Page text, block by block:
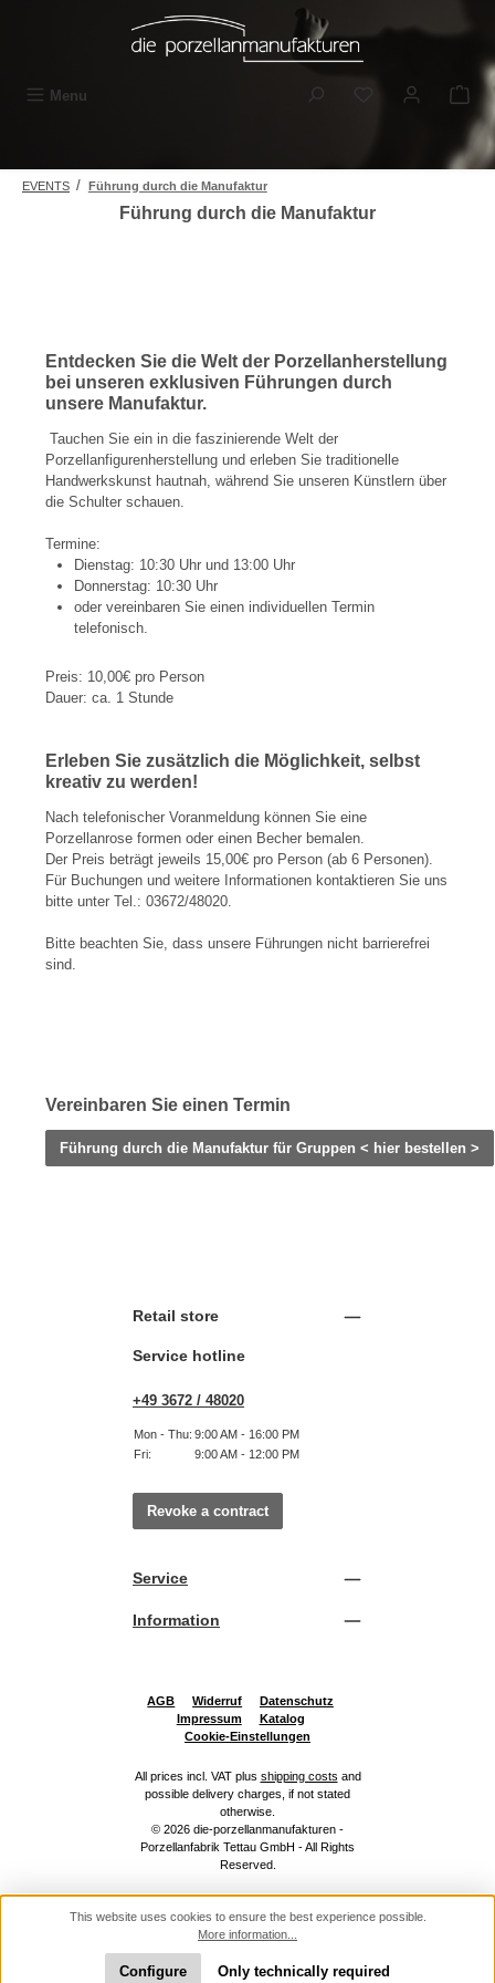
Menu You have 0
EVENTS / Führung durch die Manufaktur
Führung durch die Manufaktur
Entdecken Sie die Welt der Porzellanherstellung
bei unseren exklusiven Führungen durch
unsere Manufaktur.
Tauchen Sie ein in die faszinierende Welt der
Porzellanfigurenherstellung und erleben Sie traditionelle
Handwerkskunst hautnah, während Sie unseren Künstlern über
die Schulter schauen.
Termine:
Dienstag: 10:30 Uhr und 13:00 Uhr
Donnerstag: 10:30 Uhr
oder vereinbaren Sie einen individuellen Termin
telefonisch.
Preis: 10,00€ pro Person
Dauer: ca. 1 Stunde
Erleben Sie zusätzlich die Möglichkeit, selbst
kreativ zu werden!
Nach telefonischer Voranmeldung können Sie eine
Porzellanrose formen oder einen Becher bemalen.
Der Preis beträgt jeweils 15,00€ pro Person (ab 6 Personen).
Für Buchungen und weitere Informationen kontaktieren Sie uns
bitte unter Tel.: 03672/48020.
Bitte beachten Sie, dass unsere Führungen nicht barrierefrei
sind.
Vereinbaren Sie einen Termin
Führung durch die Manufaktur für Gruppen < hier bestellen >
Retail store
Service hotline
+49 3672 / 48020
Mon - Thu: 9:00 AM - 16:00 PM
Fri:
9:00 AM - 12:00 PM
Revoke a contract
Service
Information
AGB Widerruf
Datenschutz
Impressum
Katalog
Cookie-Einstellungen
All prices incl. VAT plus shipping costs and
possible delivery charges, if not stated
otherwise.
© 2026 die-porzellanmanufakturen -
Porzellanfabrik Tettau GmbH - All Rights
Reserved.
This website uses cookies to ensure the best experience possible.
More information...
Only technically required
Configure